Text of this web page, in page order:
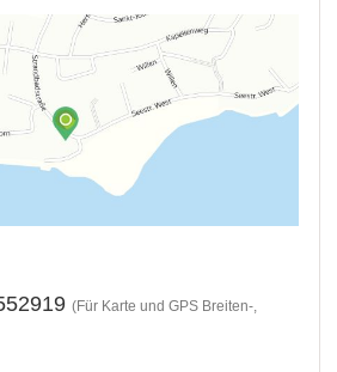
(Für Karte und GPS Breiten-,